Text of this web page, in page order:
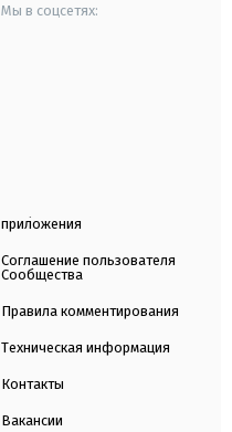
Мы в соцсетях:
приложения
Соглашение пользователя
Сообщества
Правила комментирования
Техническая информация
Контакты
Вакансии